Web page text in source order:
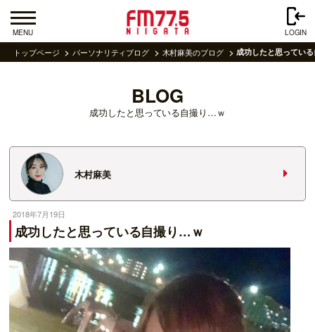
MENU LOGIN
トップページ パーソナリティブログ 木村麻美のブログ 成功したと思ってい
BLOG
成功したと思っている自撮り…ｗ
木村麻美
2018年7月19日
成功したと思っている自撮り…ｗ